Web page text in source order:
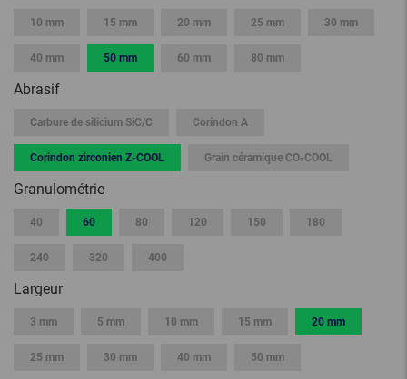
10 mm 15 mm 20 mm 25 mm 30 mm
40 mm 50 mm 60 mm 80 mm
Abrasif
Carbure de silicium SiC/C Corindon A
Corindon zirconien Z-COOL Grain céramique CO-COOL
Granulométrie
40 60 80 120 150 180
240 320 400
Largeur
3 mm 5 mm 10 mm 15 mm 20 mm
25 mm 30 mm 40 mm 50 mm